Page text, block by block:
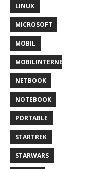
LINUX
MICROSOFT
MOBIL
MOBILINTERNET
NETBOOK
NOTEBOOK
PORTABLE
STARTREK
STARWARS